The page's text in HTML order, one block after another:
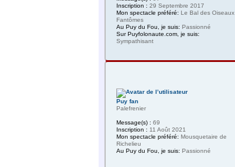
Inscription : 29 Septembre 2017
Mon spectacle préféré: Le Bal des Oiseaux
Fantômes
Au Puy du Fou, je suis: Passionné
Sur Puyfolonaute.com, je suis:
Sympathisant
Puy fan
Palefrenier
Message(s) : 69
Inscription : 11 Août 2021
Mon spectacle préféré: Mousquetaire de
Richelieu
Au Puy du Fou, je suis: Passionné